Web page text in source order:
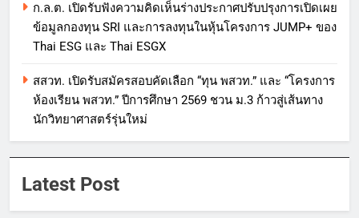
ก.ล.ต. เปิดรับฟังความคิดเห็นร่างประกาศปรับปรุงการเปิดเผย
ข้อมูลกองทุน SRI และการลงทุนในหุ้นโครงการ JUMP+ ของ
Thai ESG และ Thai ESGX
สสวท. เปิดรับสมัครสอบคัดเลือก “ทุน พสวท.” และ “โครงการ
ห้องเรียน พสวท.” ปีการศึกษา 2569 ชวน ม.3 ก้าวสู่เส้นทาง
นักวิทยาศาสตร์รุ่นใหม่
Latest Post